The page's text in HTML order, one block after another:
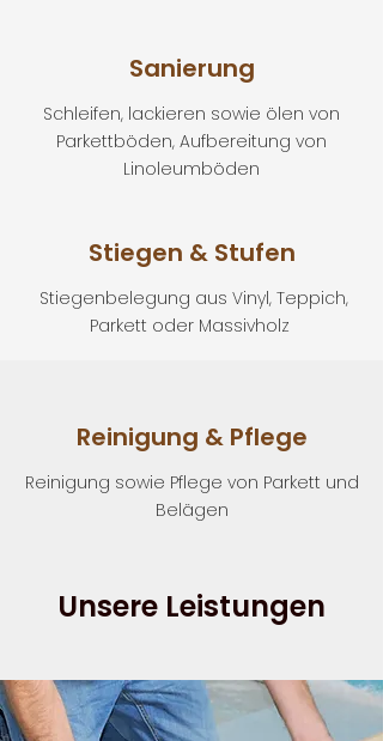
Unsere Leistungen
Sanierung
Schleifen, lackieren sowie ölen von
Parkettböden, Aufbereitung von
Linoleumböden
Stiegen & Stufen
Stiegenbelegung aus Vinyl, Teppich,
Parkett oder Massivholz
Reinigung & Pflege
Reinigung sowie Pflege von Parkett und
Belägen